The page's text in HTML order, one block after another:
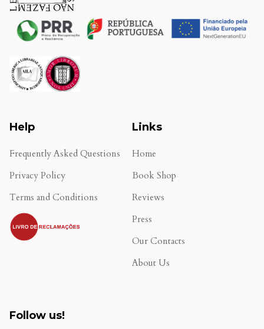
Help
Frequently Asked Questions
Privacy Policy
Terms and Conditions
.
Links
Home
Book Shop
Reviews
Press
Our Contacts
About Us
Follow us!